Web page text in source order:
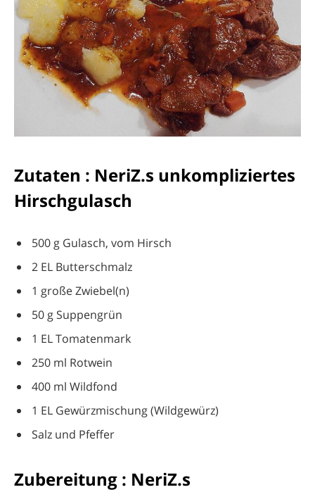
Zutaten : NeriZ.s unkompliziertes
Hirschgulasch
500 g Gulasch, vom Hirsch
2 EL Butterschmalz
1 große Zwiebel(n)
50 g Suppengrün
1 EL Tomatenmark
250 ml Rotwein
400 ml Wildfond
1 EL Gewürzmischung (Wildgewürz)
Salz und Pfeffer
Zubereitung : NeriZ.s